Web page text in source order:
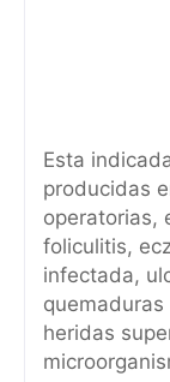
Esta
producidas
operatorias,
foliculitis,
infectada,
heridas